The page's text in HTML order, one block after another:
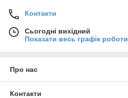
Контакти
Сьогодні вихідний
Показати весь графік роботи
Про нас
Контакти